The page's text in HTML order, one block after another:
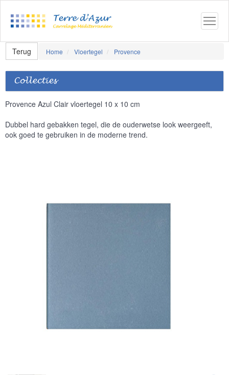
Terug Home Vloertegel Provence
Collecties
Provence Azul Clair vloertegel 10 x 10 cm
Dubbel hard gebakken tegel, die de ouderwetse look weergeeft,
ook goed te gebruiken in de moderne trend.